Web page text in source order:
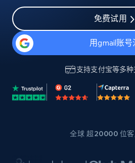
免费试用
用gmail账号
支持支付宝等多
全球 超20000 位客